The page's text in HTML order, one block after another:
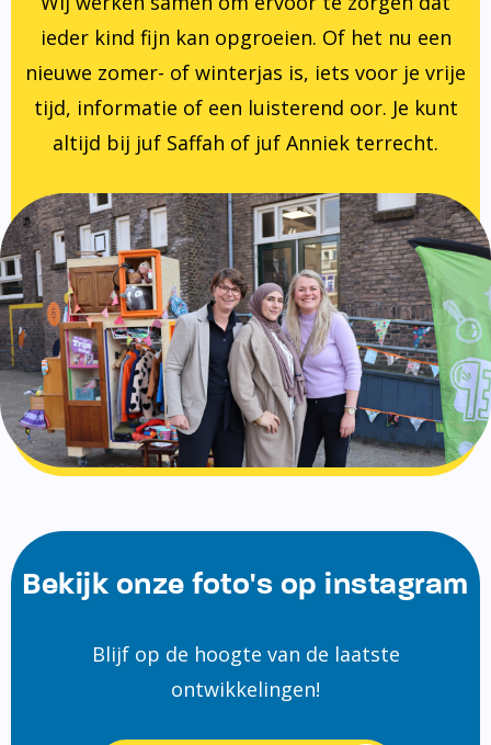
ieder kind fijn kan opgroeien. Of het nu een
nieuwe zomer- of winterjas is, iets voor je vrije
tijd, informatie of een luisterend oor. Je kunt
altijd bij juf Saffah of juf Anniek terrecht.
Bekijk onze foto's op instagram
Blijf op de hoogte van de laatste
ontwikkelingen!